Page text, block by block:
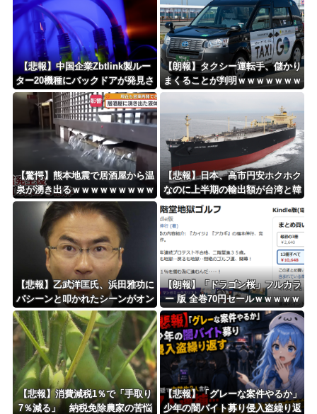
8/4のニュース
日本旅行キャンセルすべきか…1万年ぶり史上最大級の火山の兆し＝韓国の反応
更新中止のお知らせ
海外「おめでとうタキ！」リヴァプール南野がバースデーゴール！！
Powered by livedoor 相互RSS
【悲報】中国企業Zbtlink製ルー
ター20機種にバックドアが発見さ
れるｗｗｗｗｗｗｗｗｗ
【朗報】タクシー運転手、儲かり
まくることが判明ｗｗｗｗｗｗｗ
ｗｗｗｗｗｗｗｗｗｗｗｗｗｗｗ
【驚愕】熊本地震で居酒屋から温
泉が湧き出るｗｗｗｗｗｗｗｗｗ
ｗｗｗ
【悲報】日本、高市円安ホクホク
なのに上半期の輸出額が台湾と韓
国に抜かれる・・・
【悲報】乙武洋匡氏、浜田雅功に
パシーンと叩かれたシーンがオン
エアされず「障害者相手だと放送
されなくなる。俺、逆差別だと思
って」
【朗報】「ドラゴン桜」フルカラ
ー 版 全巻70円セールｗｗｗｗｗ
ｗｗｗ スポーツ漫画50％ポイン
ト還元セール
【悲報】消費減税1％で「手取り
7％減る」 納税免除農家の苦悩
【悲報】「グレーな案件やるか」
少年の闇バイト募り侵入盗繰り返